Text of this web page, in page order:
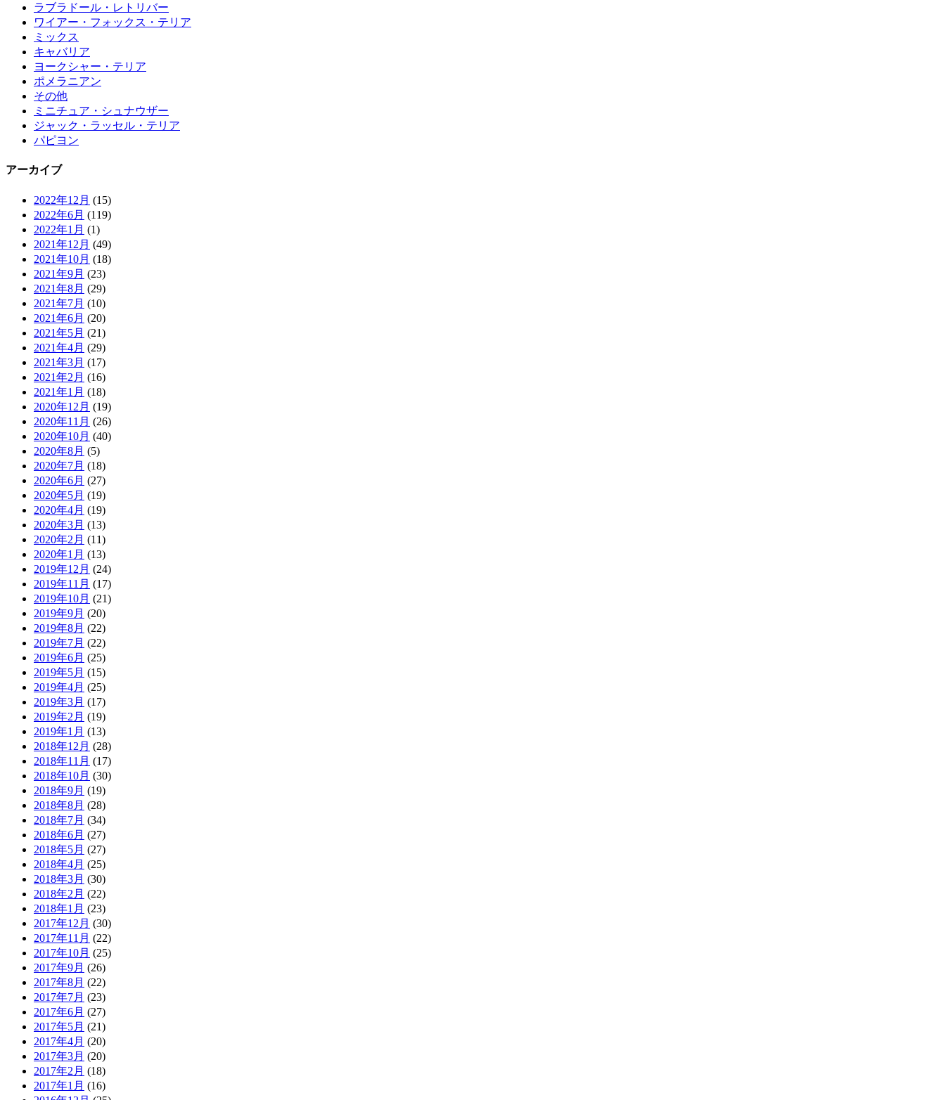
ラブラドール・レトリバー
ワイアー・フォックス・テリア
ミックス
キャバリア
ヨークシャー・テリア
ポメラニアン
その他
ミニチュア・シュナウザー
ジャック・ラッセル・テリア
パピヨン
アーカイブ
2022年12月 (15)
2022年6月 (119)
2022年1月 (1)
2021年12月 (49)
2021年10月 (18)
2021年9月 (23)
2021年8月 (29)
2021年7月 (10)
2021年6月 (20)
2021年5月 (21)
2021年4月 (29)
2021年3月 (17)
2021年2月 (16)
2021年1月 (18)
2020年12月 (19)
2020年11月 (26)
2020年10月 (40)
2020年8月 (5)
2020年7月 (18)
2020年6月 (27)
2020年5月 (19)
2020年4月 (19)
2020年3月 (13)
2020年2月 (11)
2020年1月 (13)
2019年12月 (24)
2019年11月 (17)
2019年10月 (21)
2019年9月 (20)
2019年8月 (22)
2019年7月 (22)
2019年6月 (25)
2019年5月 (15)
2019年4月 (25)
2019年3月 (17)
2019年2月 (19)
2019年1月 (13)
2018年12月 (28)
2018年11月 (17)
2018年10月 (30)
2018年9月 (19)
2018年8月 (28)
2018年7月 (34)
2018年6月 (27)
2018年5月 (27)
2018年4月 (25)
2018年3月 (30)
2018年2月 (22)
2018年1月 (23)
2017年12月 (30)
2017年11月 (22)
2017年10月 (25)
2017年9月 (26)
2017年8月 (22)
2017年7月 (23)
2017年6月 (27)
2017年5月 (21)
2017年4月 (20)
2017年3月 (20)
2017年2月 (18)
2017年1月 (16)